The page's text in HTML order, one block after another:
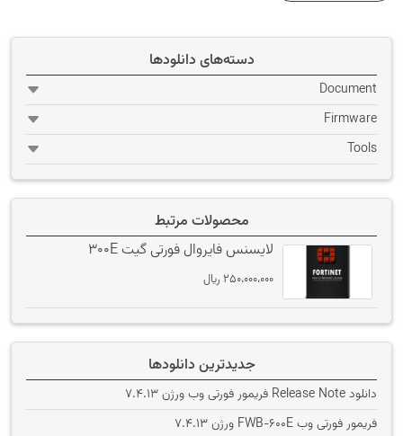
دسته‌های دانلودها
Document
Firmware
Tools
محصولات مرتبط
لایسنس فایروال فورتی گیت 300E
250،000،000 ﷼
جدیدترین دانلودها
دانلود Release Note فریمور فورتی وب ورژن 7.4.13
فریمور فورتی وب FWB-600E ورژن 7.4.13